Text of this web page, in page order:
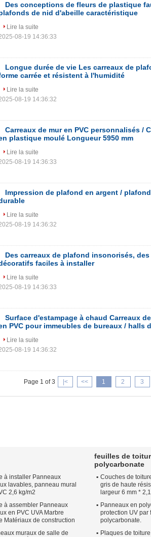
Des conceptions de fleurs de plastique
de nid d'abeille caractéristique
Lire la suite
08-19 14:36:33
Longue durée de vie Les carreaux de
carrée et résistent à l'humidité
Lire la suite
08-19 14:36:32
Carreaux de mur en PVC personnalisés /
plastique moulé Longueur 5950 mm
Lire la suite
08-19 14:36:33
Impression de plafond en argent /
Lire la suite
08-19 14:36:32
Des carreaux de plafond insonorisés,
faciles à installer
Lire la suite
08-19 14:36:33
Surface d'estampage à chaud Carreaux
PVC pour immeubles de bureaux / halls
Lire la suite
08-19 14:36:32
Page 1 of 3 |< << 1 2 3
à installer Panneaux
lavables, panneau mural
2,6 kg/m2
à assembler Panneaux
en PVC UVA Marbre
Matériaux de construction
muraux de salle de
feuilles de
polycarbonate
Couches de
gris de haute
largeur 6 mm * 2,1
Panneaux en
protection UV par
polycarbonate.
Plaques de